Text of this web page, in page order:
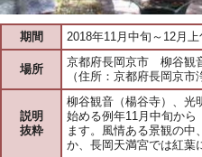
期間 2018年11月中旬～12月上
場所
京都府長岡京市 柳谷観
（住所：京都府長岡京市
説明
抜粋
柳谷観音（楊谷寺）、光
始める例年11月中旬から
ます。風情ある景観の中
か、長岡天満宮では紅葉